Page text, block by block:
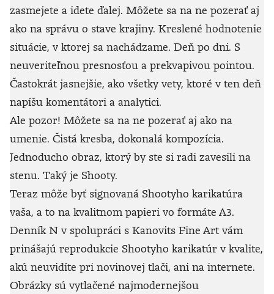
zasmejete a idete ďalej. Môžete sa na ne pozerať aj
ako na správu o stave krajiny. Kreslené hodnotenie
situácie, v ktorej sa nachádzame. Deň po dni. S
neuveriteľnou presnosťou a prekvapivou pointou.
Častokrát jasnejšie, ako všetky vety, ktoré v ten deň
napíšu komentátori a analytici.
Ale pozor! Môžete sa na ne pozerať aj ako na
umenie. Čistá kresba, dokonalá kompozícia.
Jednoducho obraz, ktorý by ste si radi zavesili na
stenu. Taký je Shooty.
Teraz môže byť signovaná Shootyho karikatúra
vaša, a to na kvalitnom papieri vo formáte A3.
Denník N v spolupráci s Kanovits Fine Art vám
prinášajú reprodukcie Shootyho karikatúr v kvalite,
akú neuvidíte pri novinovej tlači, ani na internete.
Obrázky sú vytlačené najmodernejšou